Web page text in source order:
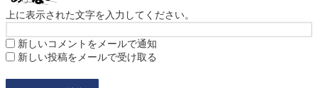
上に表示された文字を入力してください。
新しいコメントをメールで通知
新しい投稿をメールで受け取る